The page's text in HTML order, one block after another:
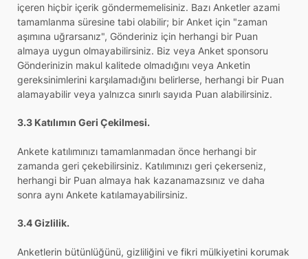
içeren hiçbir içerik göndermemelisiniz. Bazı Anketler azami
tamamlanma süresine tabi olabilir; bir Anket için "zaman
aşımına uğrarsanız", Gönderiniz için herhangi bir Puan
almaya uygun olmayabilirsiniz. Biz veya Anket sponsoru
Gönderinizin makul kalitede olmadığını veya Anketin
gereksinimlerini karşılamadığını belirlerse, herhangi bir Puan
alamayabilir veya yalnızca sınırlı sayıda Puan alabilirsiniz.
3.3 Katılımın Geri Çekilmesi.
Ankete katılımınızı tamamlanmadan önce herhangi bir
zamanda geri çekebilirsiniz. Katılımınızı geri çekerseniz,
herhangi bir Puan almaya hak kazanamazsınız ve daha
sonra aynı Ankete katılamayabilirsiniz.
3.4 Gizlilik.
Anketlerin bütünlüğünü, gizliliğini ve fikri mülkiyetini korumak